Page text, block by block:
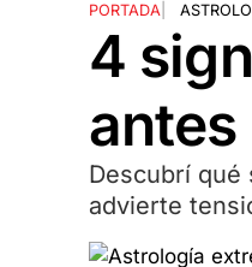
PORTADA|
4
Descubrí qué
advierte